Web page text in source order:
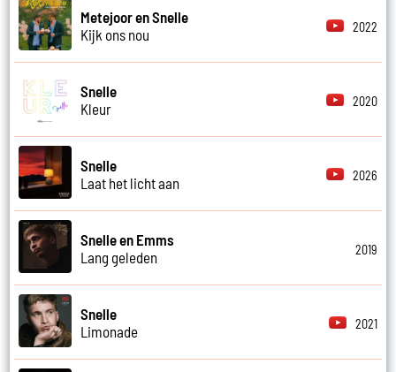
Metejoor en Snelle
Kijk ons nou
2022
Snelle
Kleur
2020
Snelle
Laat het licht aan
2026
Snelle en Emms
Lang geleden
2019
Snelle
Limonade
2021